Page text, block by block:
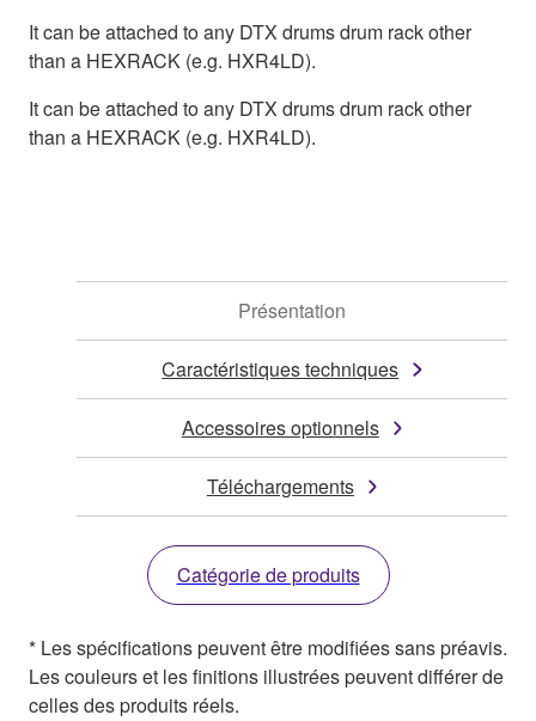
It can be attached to any DTX drums drum rack other
than a HEXRACK (e.g. HXR4LD).
It can be attached to any DTX drums drum rack other
than a HEXRACK (e.g. HXR4LD).
Présentation
Caractéristiques techniques
Accessoires optionnels
Téléchargements
Catégorie de produits
* Les spécifications peuvent être modifiées sans préavis.
Les couleurs et les finitions illustrées peuvent différer de
celles des produits réels.